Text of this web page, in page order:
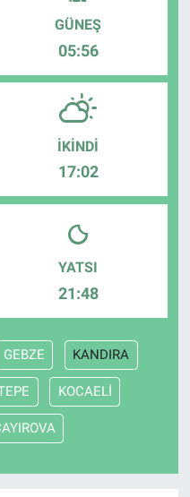
GÜNEŞ
05:56
İKINDI
17:02
YATSI
21:48
GEBZE KANDIRA
KOCAELİ